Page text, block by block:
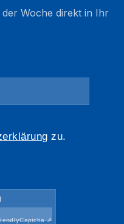
Woche direkt in Ihr